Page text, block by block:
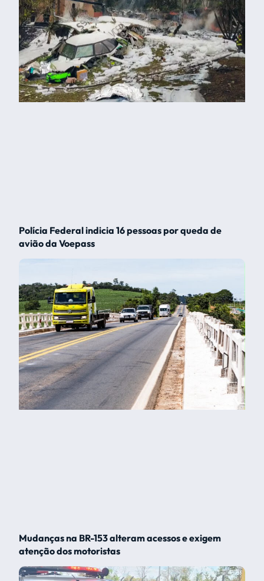
Polícia Federal indicia 16 pessoas por queda de
avião da Voepass
Mudanças na BR-153 alteram acessos e exigem
atenção dos motoristas